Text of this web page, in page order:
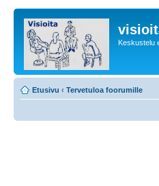
Keskustelu
Etusivu ‹ Tervetuloa foorumille